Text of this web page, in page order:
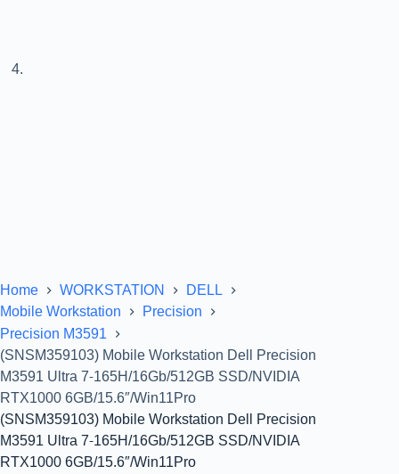
Home WORKSTATION
DELL
Mobile Workstation
Precision
Precision M3591
(SNSM359103) Mobile Workstation Dell Precision
M3591 Ultra 7-165H/16Gb/512GB SSD/NVIDIA
RTX1000 6GB/15.6″/Win11Pro
(SNSM359103) Mobile Workstation Dell Precision
M3591 Ultra 7-165H/16Gb/512GB SSD/NVIDIA
RTX1000 6GB/15.6″/Win11Pro